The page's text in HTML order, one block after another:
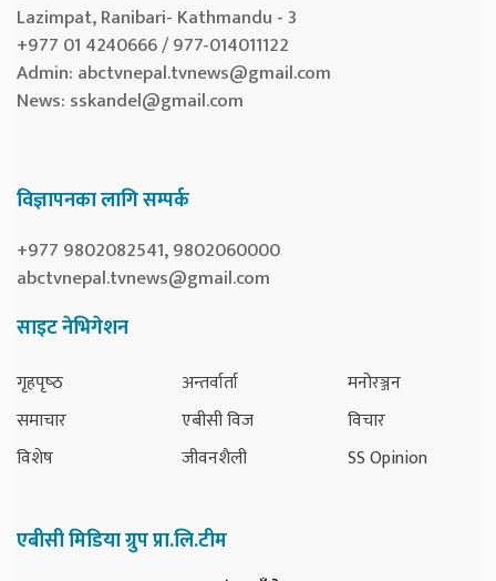
Lazimpat, Ranibari- Kathmandu - 3
+977 01 4240666 / 977-014011122
Admin: abctvnepal.tvnews@gmail.com
News: sskandel@gmail.com
विज्ञापनका लागि सम्पर्क
+977 9802082541, 9802060000
abctvnepal.tvnews@gmail.com
साइट नेभिगेशन
गृहपृष्‍ठ
समाचार
विशेष
अन्तर्वार्ता
एबीसी विज
जीवनशैली
मनोरञ्जन
विचार
SS Opinion
एबीसी मिडिया ग्रुप प्रा.लि.टीम